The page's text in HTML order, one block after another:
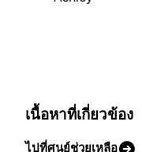
เนื้อหาที่เกี่ยวข้อง
ไปที่ศูนย์ช่วยเหลือ